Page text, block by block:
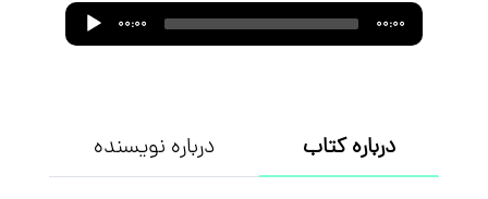
Audio
Player
00:00 00:00
درباره کتاب درباره نویسنده